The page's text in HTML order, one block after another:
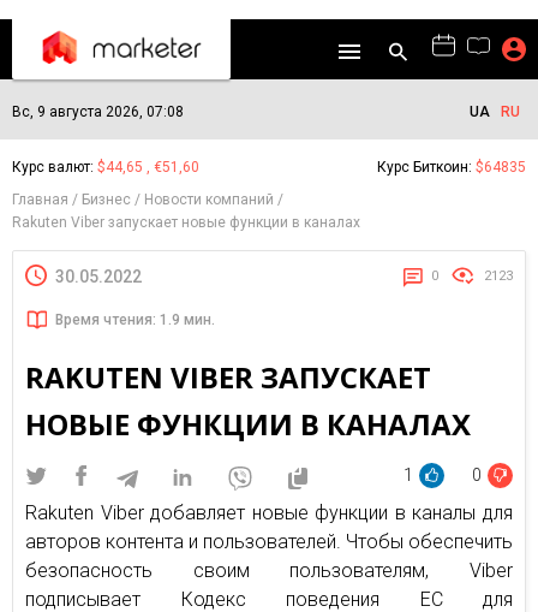
Вс, 9 августа 2026, 07:08 UA RU
Курс валют: $44,65 , €51,60 Курс Биткоин: $64835
Главная
Бизнес
Новости компаний
Rakuten Viber запускает новые функции в каналах
30.05.2022 0 2123
Время чтения: 1.9 мин.
RAKUTEN VIBER ЗАПУСКАЕТ
НОВЫЕ ФУНКЦИИ В КАНАЛАХ
1 0
Rakuten Viber добавляет новые функции в каналы для
авторов контента и пользователей. Чтобы обеспечить
безопасность своим пользователям, Viber
подписывает Кодекс поведения ЕС для